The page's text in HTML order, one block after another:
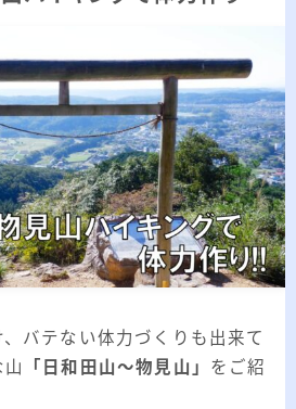
ビオトープ」で野鳥観察 ～2026年
瀬公園」春の野鳥観察 ～2026年3
自然公園」で野鳥観察 ～2026年3
～バテない体力づくりも出来て
「日和田山～物見山」 をご紹